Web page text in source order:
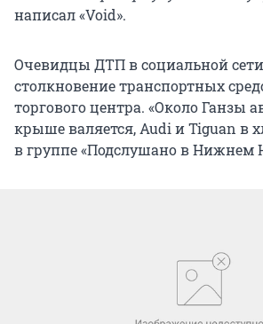
написал «Void».
Очевидцы ДТП в социальной
столкновение транспортных
торгового центра. «Около Ганзы
крыше валяется, Audi и Tiguan в
в группе «Подслушано в Нижнем